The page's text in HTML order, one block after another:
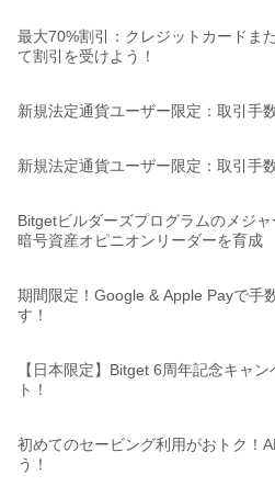
最大70%割引：クレジットカードま
て割引を受けよう！
新規法定通貨ユーザー限定：取引手
新規法定通貨ユーザー限定：取引手
Bitgetビルダーズプログラムのメジ
暗号資産オピニオンリーダーを育成
期間限定！Google & Apple Payで手
す！
【日本限定】Bitget 6周年記念キャ
ト！
初めてのセービング利用がおトク！
う！